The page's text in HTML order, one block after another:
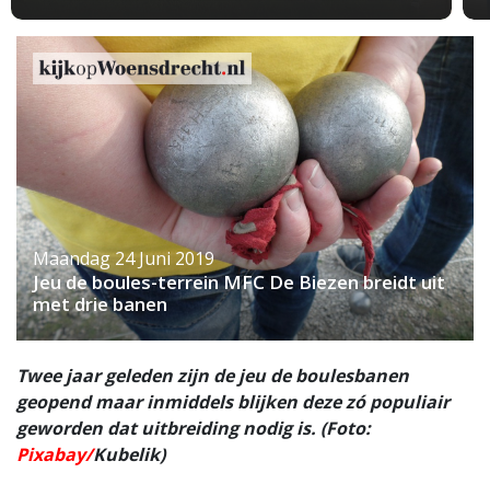
Maandag 24 Juni 2019
Jeu de boules-terrein MFC De Biezen breidt uit
met drie banen
Twee jaar geleden zijn de jeu de boulesbanen
geopend maar inmiddels blijken deze zó populiair
geworden dat uitbreiding nodig is. (Foto:
Pixabay/Kubelik)